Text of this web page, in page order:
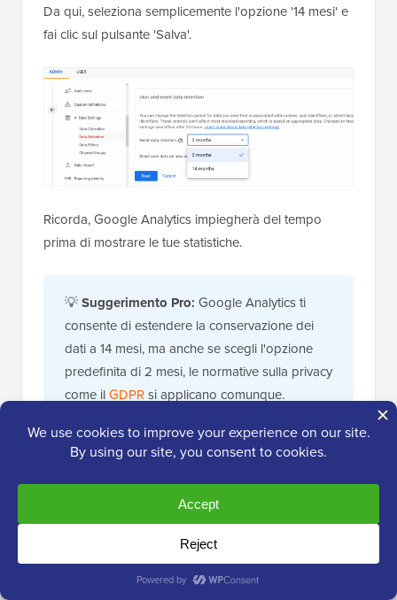
Da qui, seleziona semplicemente l'opzione '14 mesi' e
fai clic sul pulsante 'Salva'.
Ricorda, Google Analytics impiegherà del tempo
prima di mostrare le tue statistiche.
💡Suggerimento Pro: Google Analytics ti
consente di estendere la conservazione dei
dati a 14 mesi, ma anche se scegli l'opzione
predefinita di 2 mesi, le normative sulla privacy
come ilGDPRsi applicano comunque.
Per questo motivo, è comunque necessario
ottenere il consenso dell'utente prima del
menzionare per quanto tempo si conservano i
dati nella proprianormativa sulla privacy.
Non sai come iniziare? Dai un'occhiata alla
nostra guida sucome aggiungere un popup